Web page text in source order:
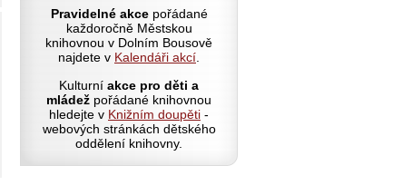
Pravidelné akcepořádané
každoročně Městskou
knihovnou v Dolním Bousově
najdete v Kalendáři akcí
Kulturní akce pro děti a
mládež pořádané knihovnou
hledejte v Knižním doupěti -
webových stránkách dětského
oddělení knihovny.